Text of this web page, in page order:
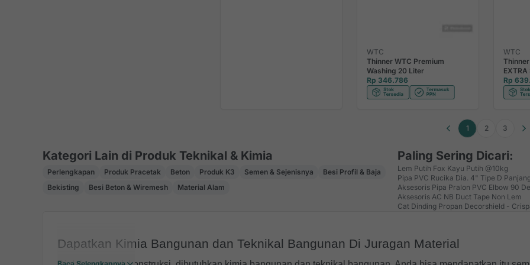
WTC
Thinner WTC Premium
Washing 20 Liter
Rp 346.786
WTC
EXTRA
Rp
1 2 3
Kategori Lain di Produk Teknikal & Kimia
Perlengkapan Produk Pracetak Beton Produk K3 Semen & Sejenisnya
Besi Profil & Baja
Bekisting
Besi Beton & Wiremesh Material Alam
Paling Sering Dicari:
Lem Putih Fox Kayu Putih @10kg
Pipa PVC Rucika Dia. 4" Tipe D
Aksesoris Pipa Pralon PVC Elbow 90
Aksesoris AC NB Duct Tape Non Lem
Cat Dinding Propan Decorshield -
Dapatkan Kimia Bangunan dan Teknikal Bangunan Di Juragan Material